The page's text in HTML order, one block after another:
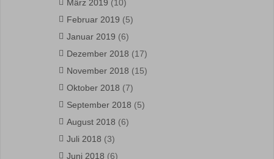
März 2019 (10)
Februar 2019 (5)
Januar 2019 (6)
Dezember 2018 (17)
November 2018 (15)
Oktober 2018 (7)
September 2018 (5)
August 2018 (6)
Juli 2018 (3)
Juni 2018 (6)